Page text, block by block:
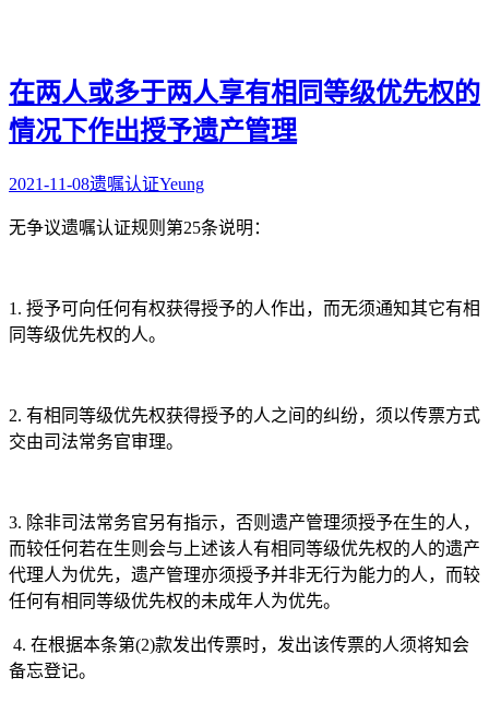
在两人或多于两人享有相同等级优先权的
情况下作出授予遗产管理
2021-11-08遗嘱认证Yeung
无争议遗嘱认证规则第25条说明：
1. 授予可向任何有权获得授予的人作出，而无须通知其它有相
同等级优先权的人。
2. 有相同等级优先权获得授予的人之间的纠纷，须以传票方式
交由司法常务官审理。
3. 除非司法常务官另有指示，否则遗产管理须授予在生的人，
而较任何若在生则会与上述该人有相同等级优先权的人的遗产
代理人为优先，遗产管理亦须授予并非无行为能力的人，而较
任何有相同等级优先权的未成年人为优先。
4. 在根据本条第(2)款发出传票时，发出该传票的人须将知会
备忘登记。